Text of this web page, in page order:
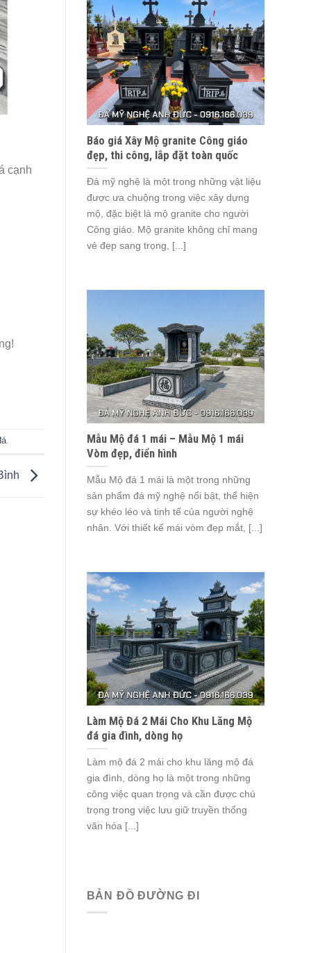
cạnh
.
Báo giá Xây Mộ granite Công giáo
đẹp, thi công, lắp đặt toàn quốc
Đá mỹ nghệ là một trong những vật liệu
được ưa chuộng trong việc xây dựng
mộ, đặc biệt là mộ granite cho người
Công giáo. Mộ granite không chỉ mang
vẻ đẹp sang trọng, [...]
Mẫu Mộ đá 1 mái – Mẫu Mộ 1 mái
Vòm đẹp, điển hình
Mẫu Mộ đá 1 mái là một trong những
sản phẩm đá mỹ nghệ nổi bật, thể hiện
sự khéo léo và tinh tế của người nghệ
nhân. Với thiết kế mái vòm đẹp mắt, [...]
Làm Mộ Đá 2 Mái Cho Khu Lăng Mộ
đá gia đình, dòng họ
Làm mộ đá 2 mái cho khu lăng mộ đá
gia đình, dòng họ là một trong những
công việc quan trọng và cần được chú
trọng trong việc lưu giữ truyền thống
văn hóa [...]
BẢN ĐỒ ĐƯỜNG ĐI